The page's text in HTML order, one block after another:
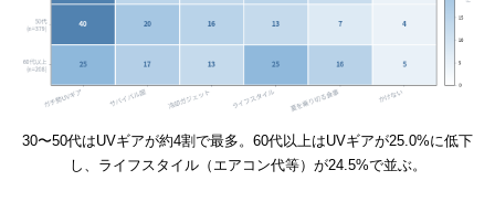
30〜50代はUVギアが約4割で最多。60代以上はUVギアが25.0%に低下
し、ライフスタイル（エアコン代等）が24.5%で並ぶ。